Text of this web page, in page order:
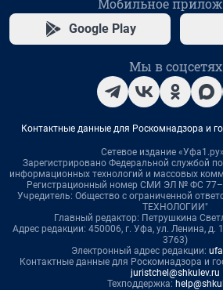
Google Play
Мы в соцсетях
Контактные данные для Роскомнадзора и
Сетевое издание
Зарегистрировано Федеральной службой
информационных технологий и массовых
Регистрационный номер СМИ ЭЛ № ФС 77–
Учредитель: Общество с ограниченной
ТЕХНОЛОГИИ"
Главный редактор: Петрушкина
Адрес редакции: 450006, г. Уфа, ул. Ленина, д.
3763)
Электронный адрес редакции:
Контактные данные для Роскомнадзора и
juristchel@shkulev.ru
Техподдержка: